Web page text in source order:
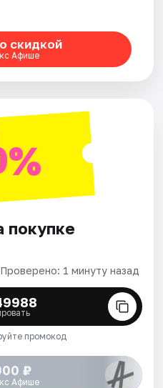
скидкой
Афише
покупке
Проверено: 1 минуту назад
промокод
₽
Афише